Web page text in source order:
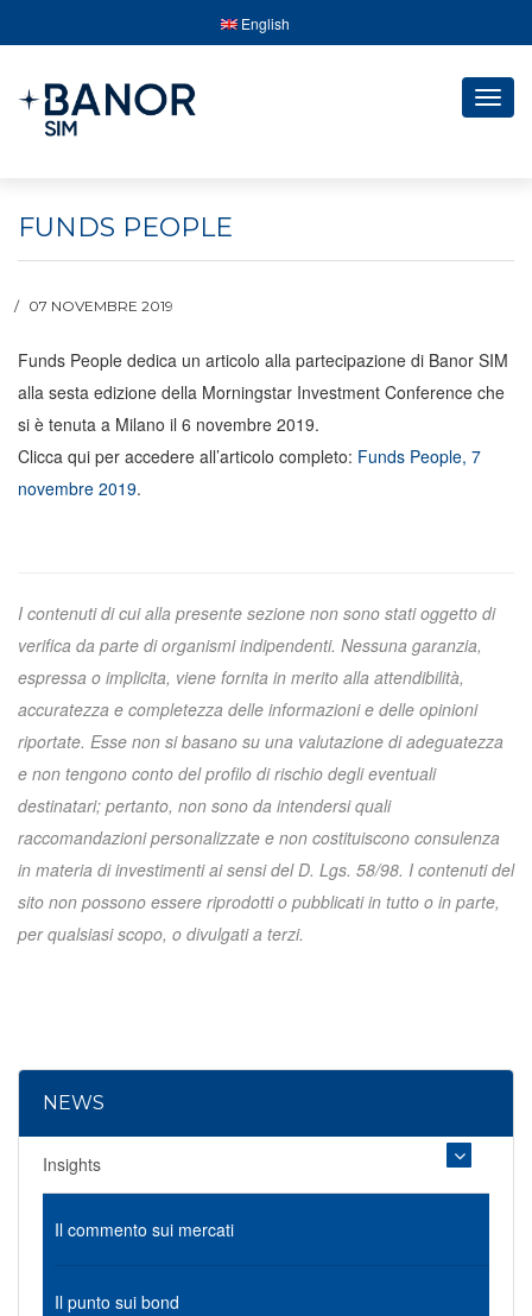
English
FUNDS PEOPLE
07 NOVEMBRE 2019
Funds People dedica un articolo alla partecipazione di Banor SIM
alla sesta edizione della Morningstar Investment Conference che
si è tenuta a Milano il 6 novembre 2019.
Clicca qui per accedere all’articolo completo: Funds People, 7
novembre 2019.
I contenuti di cui alla presente sezione non sono stati oggetto di
verifica da parte di organismi indipendenti. Nessuna garanzia,
espressa o implicita, viene fornita in merito alla attendibilità,
accuratezza e completezza delle informazioni e delle opinioni
riportate. Esse non si basano su una valutazione di adeguatezza
e non tengono conto del profilo di rischio degli eventuali
destinatari; pertanto, non sono da intendersi quali
raccomandazioni personalizzate e non costituiscono consulenza
in materia di investimenti ai sensi del D. Lgs. 58/98. I contenuti del
sito non possono essere riprodotti o pubblicati in tutto o in parte,
per qualsiasi scopo, o divulgati a terzi.
NEWS
Insights
Il commento sui mercati
Il punto sui bond